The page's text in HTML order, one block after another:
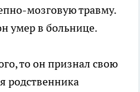
мозговую травму.
умер в больнице.
то он признал свою
родственника